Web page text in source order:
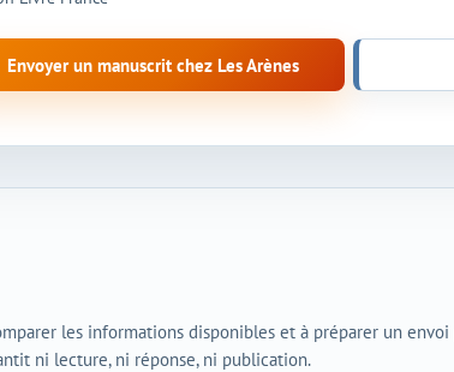
Envoyer un manuscrit chez Les Arènes
les informations disponibles et à préparer un
ni lecture, ni réponse, ni publication.